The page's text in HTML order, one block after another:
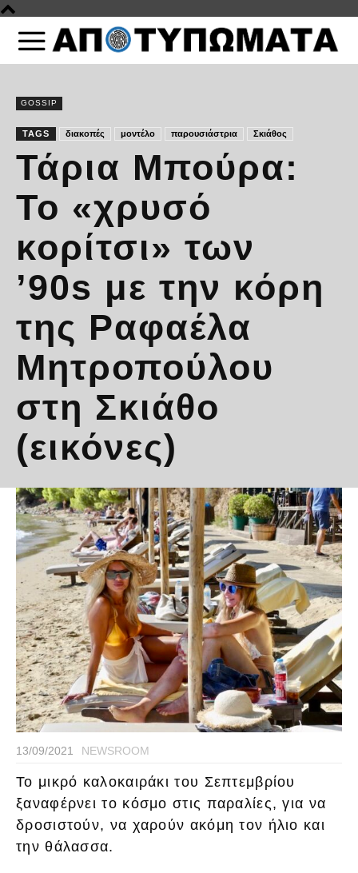
GOSSIP
TAGS διακοπές μοντέλο παρουσιάστρια Σκιάθος
Τάρια Μπούρα:
Το «χρυσό
κορίτσι» των
’90s με την κόρη
της Ραφαέλα
Μητροπούλου
στη Σκιάθο
(εικόνες)
13/09/2021 NEWSROOM
Το μικρό καλοκαιράκι του Σεπτεμβρίου
ξαναφέρνει το κόσμο στις παραλίες, για να
δροσιστούν, να χαρούν ακόμη τον ήλιο και
την θάλασσα.